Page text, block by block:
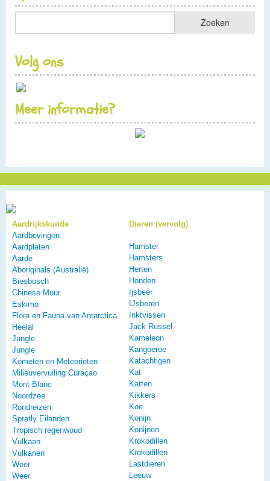
Volg ons
Meer informatie?
Aardrijkskunde
Aardbevingen
Aardplaten
Aarde
Aboriginals (Australië)
Biesbosch
Chinese Muur
Eskimo
Flora en Fauna van Antarctica
Heelal
Jungle
Jungle
Kometen en Meteorieten
Milieuvervuiling Curaçao
Mont Blanc
Noordzee
Rondreizen
Spratly Eilanden
Tropisch regenwoud
Vulkaan
Vulkanen
Weer
Weer
Dieren (vervolg)
Hamster
Hamsters
Herten
Honden
Ijsbeer
IJsberen
Inktvissen
Jack Russel
Kameleon
Kangoeroe
Katachtigen
Kat
Katten
Kikkers
Koe
Konijn
Konijnen
Krokodillen
Krokodillen
Lastdieren
Leeuw